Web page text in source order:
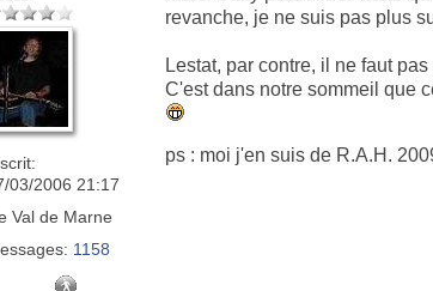
03/2006 21:17
Val de Marne
1158
revanche, je ne suis pas plus
Lestat, par contre, il ne faut
C'est dans notre sommeil que
ps : moi j'en suis de R.A.H.